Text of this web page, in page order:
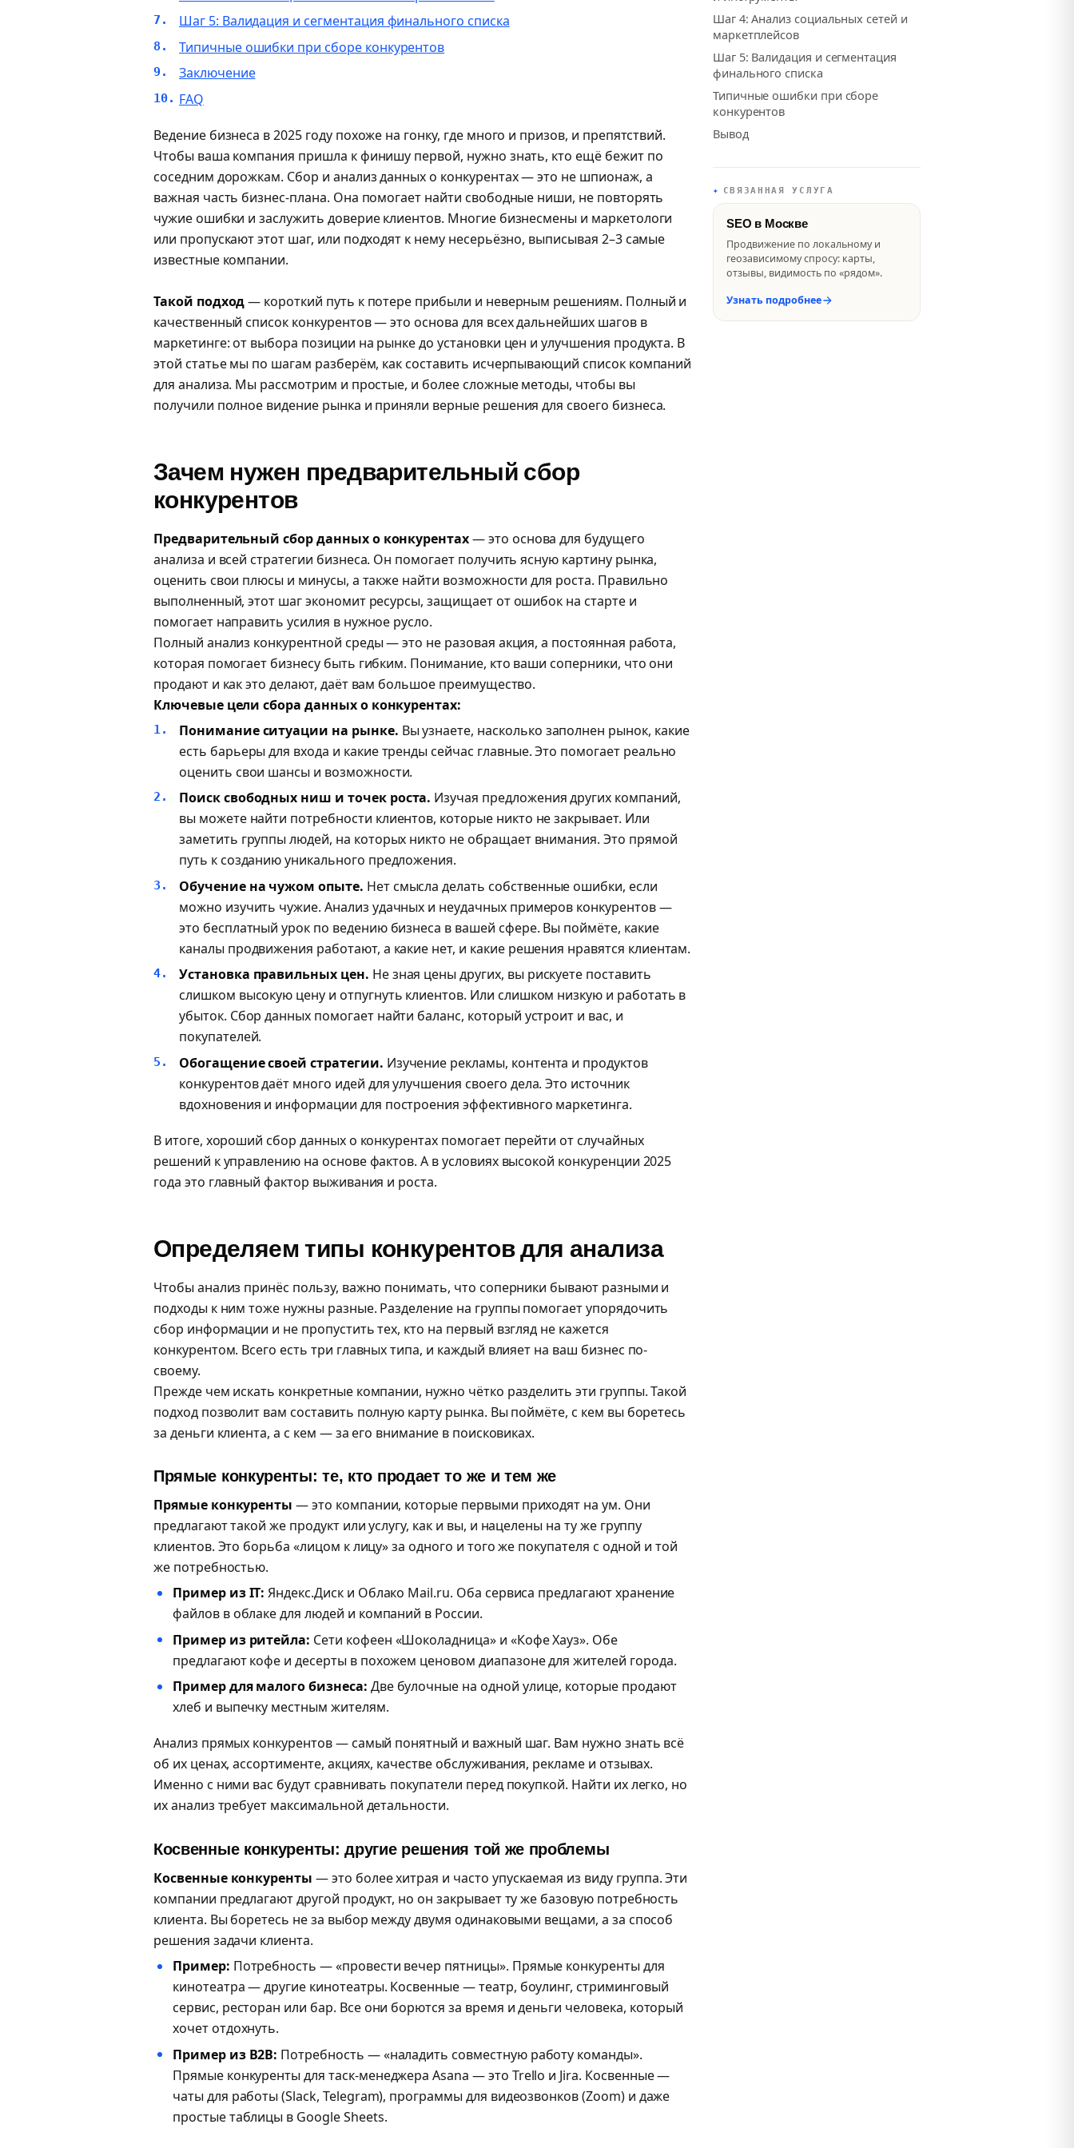
Шаг 5: Валидация и сегментация финального списка
Типичные ошибки при сборе конкурентов
Заключение
FAQ
Ведение бизнеса в 2025 году похоже на гонку, где много и призов, и препятствий.
Чтобы ваша компания пришла к финишу первой, нужно знать, кто ещё бежит по
соседним дорожкам. Сбор и анализ данных о конкурентах — это не шпионаж, а
важная часть бизнес-плана. Она помогает найти свободные ниши, не повторять
чужие ошибки и заслужить доверие клиентов. Многие бизнесмены и маркетологи
или пропускают этот шаг, или подходят к нему несерьёзно, выписывая 2–3 самые
известные компании.
Такой подход— короткий путь к потере прибыли и неверным решениям. Полный и
качественный список конкурентов — это основа для всех дальнейших шагов в
маркетинге: от выбора позиции на рынке до установки цен и улучшения продукта. В
этой статье мы по шагам разберём, как составить исчерпывающий список компаний
для анализа. Мы рассмотрим и простые, и более сложные методы, чтобы вы
получили полное видение рынка и приняли верные решения для своего бизнеса.
Зачем нужен предварительный сбор
конкурентов
Предварительный сбор данных о конкурентах— это основа для будущего
анализа и всей стратегии бизнеса. Он помогает получить ясную картину рынка,
оценить свои плюсы и минусы, а также найти возможности для роста. Правильно
выполненный, этот шаг экономит ресурсы, защищает от ошибок на старте и
помогает направить усилия в нужное русло.
Полный анализ конкурентной среды — это не разовая акция, а постоянная работа,
которая помогает бизнесу быть гибким. Понимание, кто ваши соперники, что они
продают и как это делают, даёт вам большое преимущество.
Ключевые цели сбора данных о конкурентах:
Понимание ситуации на рынке. Вы узнаете, насколько заполнен рынок, какие
есть барьеры для входа и какие тренды сейчас главные. Это помогает реально
оценить свои шансы и возможности.
Поиск свободных ниш и точек роста. Изучая предложения других компаний,
вы можете найти потребности клиентов, которые никто не закрывает. Или
заметить группы людей, на которых никто не обращает внимания. Это прямой
путь к созданию уникального предложения.
Обучение на чужом опыте. Нет смысла делать собственные ошибки, если
можно изучить чужие. Анализ удачных и неудачных примеров конкурентов —
это бесплатный урок по ведению бизнеса в вашей сфере. Вы поймёте, какие
каналы продвижения работают, а какие нет, и какие решения нравятся клиентам.
Установка правильных цен. Не зная цены других, вы рискуете поставить
слишком высокую цену и отпугнуть клиентов. Или слишком низкую и работать в
убыток. Сбор данных помогает найти баланс, который устроит и вас, и
покупателей.
Обогащение своей стратегии. Изучение рекламы, контента и продуктов
конкурентов даёт много идей для улучшения своего дела. Это источник
вдохновения и информации для построения эффективного маркетинга.
В итоге, хороший сбор данных о конкурентах помогает перейти от случайных
решений к управлению на основе фактов. А в условиях высокой конкуренции 2025
года это главный фактор выживания и роста.
Определяем типы конкурентов для анализа
Чтобы анализ принёс пользу, важно понимать, что соперники бывают разными и
подходы к ним тоже нужны разные. Разделение на группы помогает упорядочить
сбор информации и не пропустить тех, кто на первый взгляд не кажется
конкурентом. Всего есть три главных типа, и каждый влияет на ваш бизнес по-
своему.
Прежде чем искать конкретные компании, нужно чётко разделить эти группы. Такой
подход позволит вам составить полную карту рынка. Вы поймёте, с кем вы боретесь
за деньги клиента, а с кем — за его внимание в поисковиках.
Прямые конкуренты: те, кто продает то же и тем же
Прямые конкуренты — это компании, которые первыми приходят на ум. Они
предлагают такой же продукт или услугу, как и вы, и нацелены на ту же группу
клиентов. Это борьба «лицом к лицу» за одного и того же покупателя с одной и той
же потребностью.
Пример из IT: Яндекс.Диск и Облако Mail.ru. Оба сервиса предлагают хранение
файлов в облаке для людей и компаний в России.
Пример из ритейла: Сети кофеен «Шоколадница» и «Кофе Хауз». Обе
предлагают кофе и десерты в похожем ценовом диапазоне для жителей города.
Пример для малого бизнеса: Две булочные на одной улице, которые продают
хлеб и выпечку местным жителям.
Анализ прямых конкурентов — самый понятный и важный шаг. Вам нужно знать всё
об их ценах, ассортименте, акциях, качестве обслуживания, рекламе и отзывах.
Именно с ними вас будут сравнивать покупатели перед покупкой. Найти их легко, но
их анализ требует максимальной детальности.
Косвенные конкуренты: другие решения той же проблемы
Косвенные конкуренты — это более хитрая и часто упускаемая из виду группа. Эти
компании предлагают другой продукт, но он закрывает ту же базовую потребность
клиента. Вы боретесь не за выбор между двумя одинаковыми вещами, а за способ
решения задачи клиента.
Пример: Потребность — «провести вечер пятницы». Прямые конкуренты для
кинотеатра — другие кинотеатры. Косвенные — театр, боулинг, стриминговый
сервис, ресторан или бар. Все они борются за время и деньги человека, который
хочет отдохнуть.
Пример из B2B: Потребность — «наладить совместную работу команды».
Прямые конкуренты для таск-менеджера Asana — это Trello и Jira. Косвенные —
чаты для работы (Slack, Telegram), программы для видеозвонков (Zoom) и даже
простые таблицы в Google Sheets.
Шаг 4: Анализ социальных сетей и
маркетплейсов
Шаг 5: Валидация и сегментация
финального списка
Типичные ошибки при сборе
конкурентов
Вывод
✦ СВЯЗАННАЯ УСЛУГА
SEO в Москве
Продвижение по локальному и
геозависимому спросу: карты,
отзывы, видимость по «рядом».
Узнать подробнее